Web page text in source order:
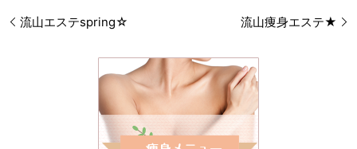
流山エステspring☆ 流山痩身エステ★